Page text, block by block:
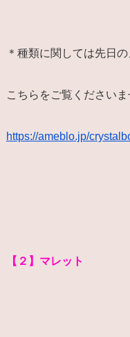
＊種類に関しては先日
こちらをご覧くださいま
https://ameblo.jp/
【２】マレット